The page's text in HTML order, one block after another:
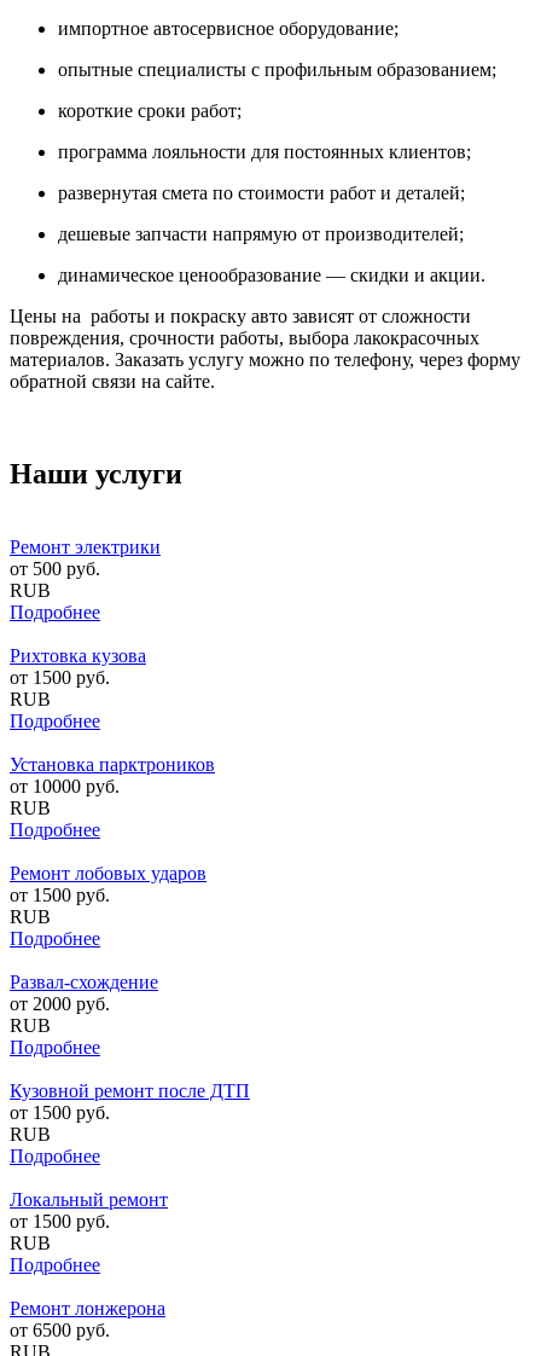
импортное автосервисное оборудование;
опытные специалисты с профильным образованием;
короткие сроки работ;
программа лояльности для постоянных клиентов;
развернутая смета по стоимости работ и деталей;
дешевые запчасти напрямую от производителей;
динамическое ценообразование — скидки и акции.
Цены на работы и покраску авто зависят от сложности
повреждения, срочности работы, выбора лакокрасочных
материалов. Заказать услугу можно по телефону, через форму
обратной связи на сайте.
Наши услуги
Ремонт электрики
от 500 руб.
RUB
Подробнее
Рихтовка кузова
от 1500 руб.
RUB
Подробнее
Установка парктроников
от 10000 руб.
RUB
Подробнее
Ремонт лобовых ударов
от 1500 руб.
RUB
Подробнее
Развал-схождение
от 2000 руб.
RUB
Подробнее
Кузовной ремонт после ДТП
от 1500 руб.
RUB
Подробнее
Локальный ремонт
от 1500 руб.
RUB
Подробнее
Ремонт лонжерона
от 6500 руб.
RUB